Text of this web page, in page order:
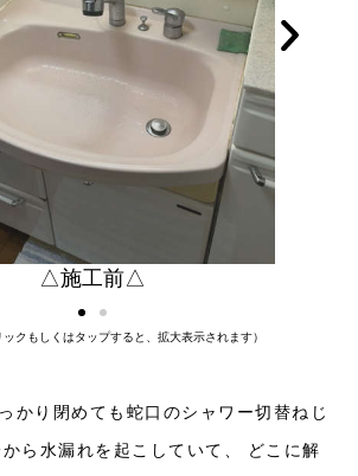
△施工前△
クもしくはタップすると、拡大表示されます）
かり閉めても蛇口のシャワー切替ねじ
ら水漏れを起こしていて、 どこに解